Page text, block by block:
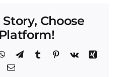
Choose
WhatsApp
TelegramTumblrPinterest
Vk
Xing
Correo